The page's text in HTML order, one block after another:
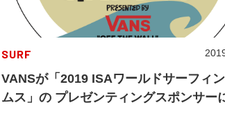
SURF
VANSが「2019 ISAワールドサーフィ
ムス」の プレゼンティングスポンサー